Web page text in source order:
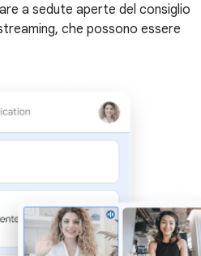
a sedute aperte del consiglio
che possono essere